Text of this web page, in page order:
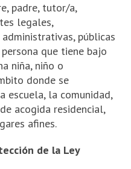
padre, tutor/a,
legales,
públicas
que tiene bajo
niña, niño o
donde se
escuela, la comunidad,
acogida residencial,
afines.
de la Ley